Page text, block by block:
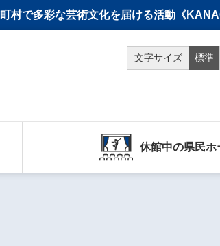
村で多彩な芸術文化を届ける活動《
文字サイズ 標準
休館中の県民ホ